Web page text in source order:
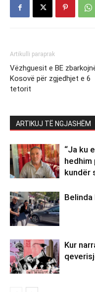
Artikulli paraprak
Vëzhguesit e BE
Kosovë për zgjedhjet e 6
tetorit
ARTIKUJ TË NGJASHËM
“Ja ku
hedhim
kundër
Belinda
Kur